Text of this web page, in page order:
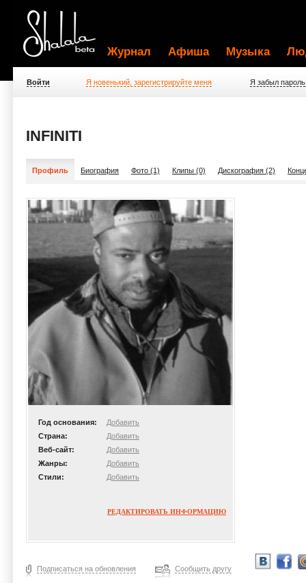
Журнал Афиша Музыка
Войти Я новенький, зарегистрируйте меня Я забыл пароль
INFINITI
Профиль Биография Фото (1) Клипы (0) Дискография (2)
Год основания:
Добавить
Страна:
Добавить
Веб-сайт:
Добавить
Жанры:
Добавить
Стили:
Добавить
РЕДАКТИРОВАТЬ ИНФОРМАЦИЮ
Подписаться на обновления Сообщить другу